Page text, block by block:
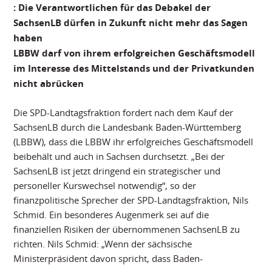
: Die Verantwortlichen für das Debakel der
SachsenLB dürfen in Zukunft nicht mehr das Sagen
haben
LBBW darf von ihrem erfolgreichen Geschäftsmodell
im Interesse des Mittelstands und der Privatkunden
nicht abrücken
Die SPD-Landtagsfraktion fordert nach dem Kauf der
SachsenLB durch die Landesbank Baden-Württemberg
(LBBW), dass die LBBW ihr erfolgreiches Geschäftsmodell
beibehält und auch in Sachsen durchsetzt. „Bei der
SachsenLB ist jetzt dringend ein strategischer und
personeller Kurswechsel notwendig“, so der
finanzpolitische Sprecher der SPD-Landtagsfraktion, Nils
Schmid. Ein besonderes Augenmerk sei auf die
finanziellen Risiken der übernommenen SachsenLB zu
richten. Nils Schmid: „Wenn der sächsische
Ministerpräsident davon spricht, dass Baden-